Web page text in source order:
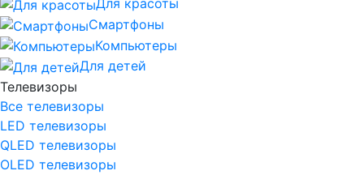
Для красоты
Смартфоны
Компьютеры
Для детей
Телевизоры
Все телевизоры
LED телевизоры
QLED телевизоры
OLED телевизоры